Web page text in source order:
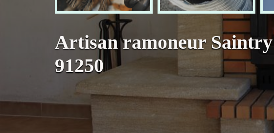
Artisan ramoneur Saintry
91250